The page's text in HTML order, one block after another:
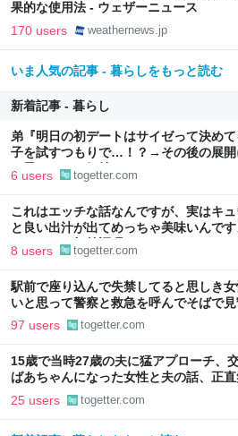
果的な使用法 - ウェザーニュース
170 users weathernews.jp
いま人気の記事 - 暮らしをもっと読む
新着記事 - 暮らし
弟『明日の初デートはサイゼって決め
子を試すつもりで…！？→その後の展開
の思いやりの気持ち」
6 users togetter.com
これはエッチな話なんですが、実はキ
と良い出汁が出てめっちゃ美味いんで
キュウリの加熱調理はいろいろある
8 users togetter.com
駅前で座り込んで失禁してると思しき
いと思って警察と救急を呼んでそばで
女性に「あなた何してるんですか！？
97 users togetter.com
15歳で当時27歳の夫に猛アプローチ、
ばあちゃんになった女性と夫の話、正
いのでは？
25 users togetter.com